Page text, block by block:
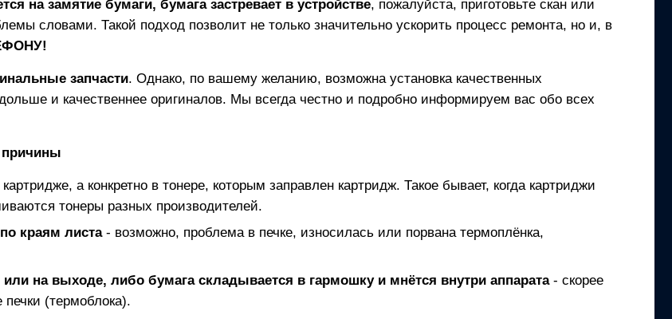
на замятие бумаги, бумага застревает в устройстве, пожалуйста, приготовьте скан или
словами. Такой подход позволит не только значительно ускорить процесс ремонта, но и, в
запчасти. Однако, по вашему желанию, возможна установка качественных
и качественнее оригиналов. Мы всегда честно и подробно информируем вас обо всех
причины
а конкретно в тонере, которым заправлен картридж. Такое бывает, когда картриджи
тонеры разных производителей.
краям листа - возможно, проблема в печке, износилась или порвана термоплёнка,
на выходе, либо бумага складывается в гармошку и мнётся внутри аппарата - скорее
(термоблока).